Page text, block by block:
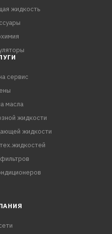
жидкость
сервис
масла
жидкости
жидкости